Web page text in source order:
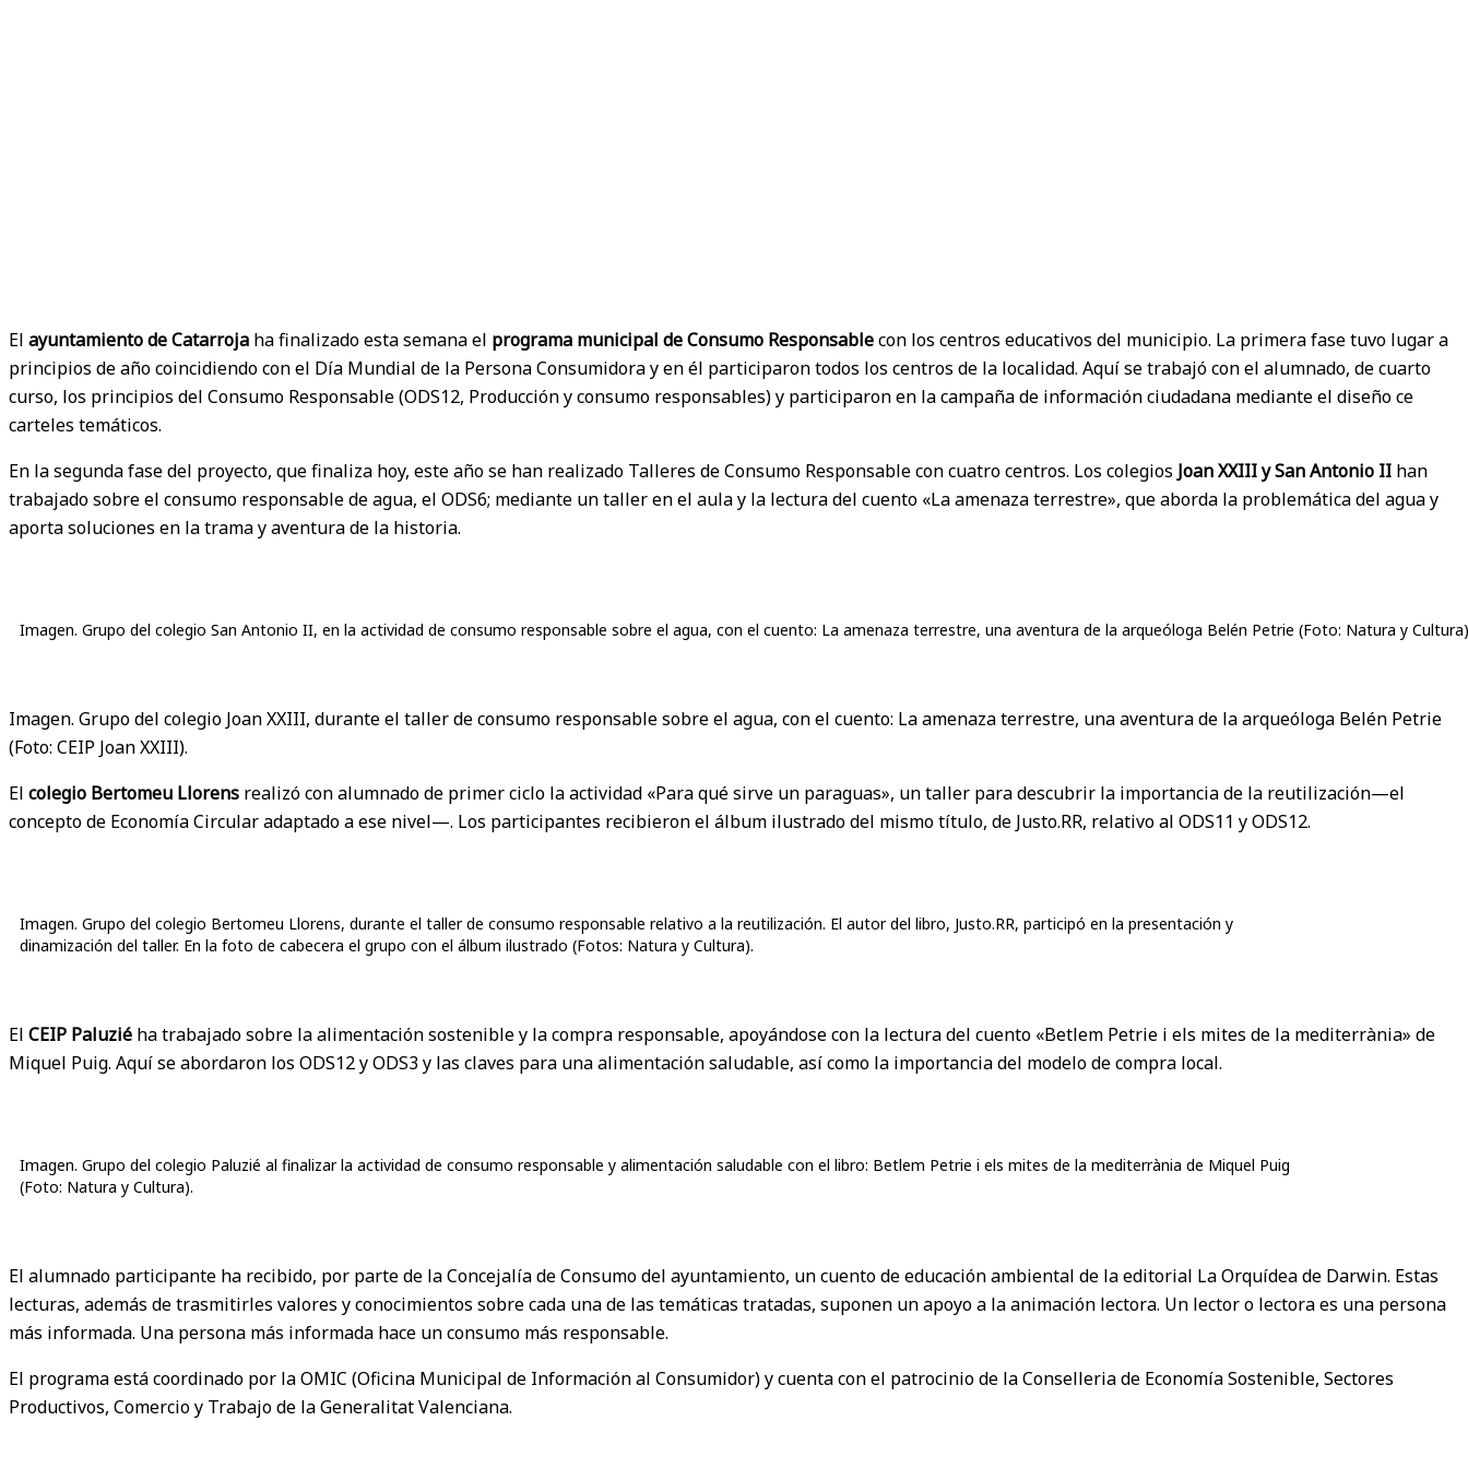
El ayuntamiento de Catarroja ha finalizado esta semana el programa municipal de Consumo Responsablecon los centros educativos del municipio. La primera fase tuvo lugar a
principios de año coincidiendo con el Día Mundial de la Persona Consumidora y en él participaron todos los centros de la localidad. Aquí se trabajó con el alumnado, de cuarto
curso, los principios del Consumo Responsable (ODS12, Producción y consumo responsables) y participaron en la campaña de información ciudadana mediante el diseño ce
carteles temáticos.
En la segunda fase del proyecto, que finaliza hoy, este año se han realizado Talleres de Consumo Responsable con cuatro centros. Los colegios Joan XXIII y San Antonio II han
trabajado sobre el consumo responsable de agua, el ODS6; mediante un taller en el aula y la lectura del cuento «La amenaza terrestre», que aborda la problemática del agua y
aporta soluciones en la trama y aventura de la historia.
Imagen. Grupo del colegio San Antonio II, en la actividad de consumo responsable sobre el agua, con el cuento: La amenaza terrestre, una aventura de la arqueóloga Belén Petrie (Foto: Natura y
Imagen. Grupo del colegio Joan XXIII, durante el taller de consumo responsable sobre el agua, con el cuento: La amenaza terrestre, una aventura de la arqueóloga Belén Petrie
(Foto: CEIP Joan XXIII).
El colegio Bertomeu Llorens realizó con alumnado de primer ciclo la actividad «Para qué sirve un paraguas», un taller para descubrir la importancia de la reutilización—el
concepto de Economía Circular adaptado a ese nivel—. Los participantes recibieron el álbum ilustrado del mismo título, de Justo.RR, relativo al ODS11 y ODS12.
Imagen. Grupo del colegio Bertomeu Llorens, durante el taller de consumo responsable relativo a la reutilización. El autor del libro, Justo.RR, participó en la presentación y
dinamización del taller. En la foto de cabecera el grupo con el álbum ilustrado (Fotos: Natura y Cultura).
El CEIP Paluzié ha trabajado sobre la alimentación sostenible y la compra responsable, apoyándose con la lectura del cuento «Betlem Petrie i els mites de la mediterrània» de
Miquel Puig. Aquí se abordaron los ODS12 y ODS3 y las claves para una alimentación saludable, así como la importancia del modelo de compra local.
Imagen. Grupo del colegio Paluzié al finalizar la actividad de consumo responsable y alimentación saludable con el libro: Betlem Petrie i els mites de la mediterrània de Miquel Puig
(Foto: Natura y Cultura).
El alumnado participante ha recibido, por parte de la Concejalía de Consumo del ayuntamiento, un cuento de educación ambiental de la editorial La Orquídea de Darwin. Estas
lecturas, además de trasmitirles valores y conocimientos sobre cada una de las temáticas tratadas, suponen un apoyo a la animación lectora. Un lector o lectora es una persona
más informada. Una persona más informada hace un consumo más responsable.
El programa está coordinado por la OMIC (Oficina Municipal de Información al Consumidor) y cuenta con el patrocinio de la Conselleria de Economía Sostenible, Sectores
Productivos, Comercio y Trabajo de la Generalitat Valenciana.